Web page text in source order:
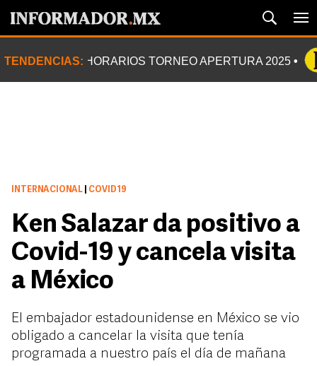
TENDENCIAS: HORARIOS TORNEO APERTURA 2025
INTERNACIONAL COVID19
Ken Salazar da positivo a
Covid-19 y cancela visita
a México
El embajador estadounidense en México se vio
obligado a cancelar la visita que tenía
programada a nuestro país el día de mañana